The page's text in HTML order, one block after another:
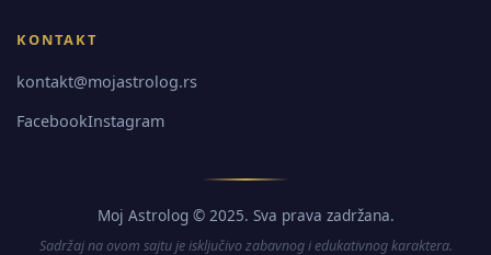
KONTAKT
kontakt@mojastrolog.rs
FacebookInstagram
Moj Astrolog © 2025. Sva prava zadržana.
Sadržaj na ovom sajtu je isključivo zabavnog i edukativnog karaktera.